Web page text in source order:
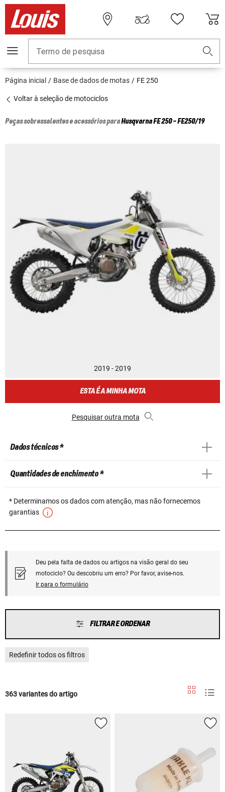
Termo de pesquisa
Página inicial Base de dados de motas FE 250
Voltar à seleção de motociclos
Peças sobressalentes e acessórios paraHusqvarnaFE 250 - FE250/19
2019 - 2019
ESTA É A MINHA MOTA
Pesquisar outra mota
Dados técnicos *
Quantidades de enchimento *
* Determinamos os dados com atenção, mas não fornecemos
garantias
Deu pela falta de dados ou artigos na visão geral do seu
motociclo? Ou descobriu um erro? Por favor, avise-nos.
Ir para o formulário
FILTRAR E ORDENAR
Redefinir todos os filtros
363 variantes do artigo